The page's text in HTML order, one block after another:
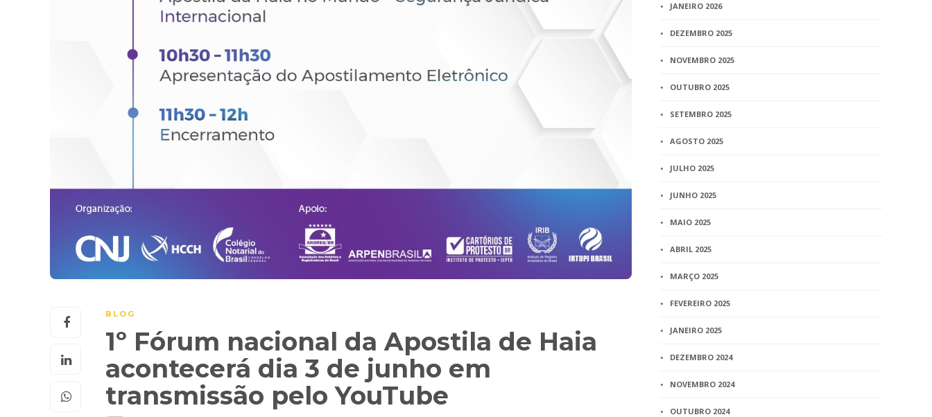
BLOG
1º Fórum nacional da Apostila de Haia
acontecerá dia 3 de junho em
transmissão pelo YouTube
JANEIRO 2026
DEZEMBRO 2025
NOVEMBRO 2025
OUTUBRO 2025
SETEMBRO 2025
AGOSTO 2025
JULHO 2025
JUNHO 2025
MAIO 2025
ABRIL 2025
MARÇO 2025
FEVEREIRO 2025
JANEIRO 2025
DEZEMBRO 2024
NOVEMBRO 2024
OUTUBRO 2024